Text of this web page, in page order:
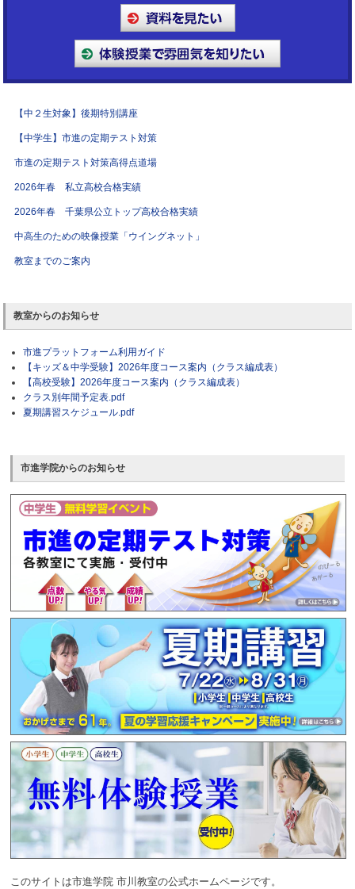
【中２生対象】後期特別講座
【中学生】市進の定期テスト対策
市進の定期テスト対策高得点道場
2026年春 私立高校合格実績
2026年春 千葉県公立トップ高校合格実績
中高生のための映像授業「ウイングネット」
教室までのご案内
教室からのお知らせ
市進プラットフォーム利用ガイド
【キッズ＆中学受験】2026年度コース案内（クラス編成表）
【高校受験】2026年度コース案内（クラス編成表）
クラス別年間予定表.pdf
夏期講習スケジュール.pdf
市進学院からのお知らせ
このサイトは市進学院 市川教室の公式ホームページです。